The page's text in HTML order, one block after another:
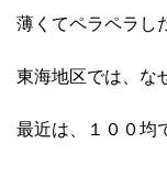
薄くてペラペラし
東海地区では、な
最近は、１００均